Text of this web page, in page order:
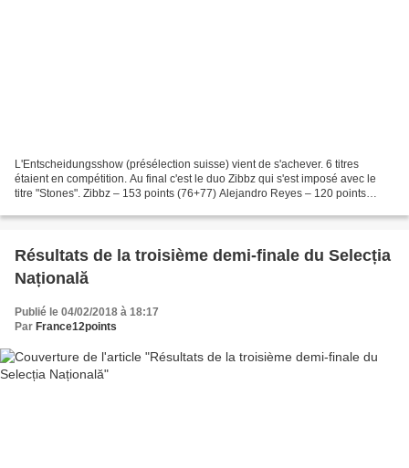
L'Entscheidungsshow (présélection suisse) vient de s'achever. 6 titres
étaient en compétition. Au final c'est le duo Zibbz qui s'est imposé avec le
titre "Stones". Zibbz – 153 points (76+77) Alejandro Reyes – 120 points
Résultats de la troisième demi-finale du Selecția
Națională
Publié le 04/02/2018 à 18:17
Par France12points